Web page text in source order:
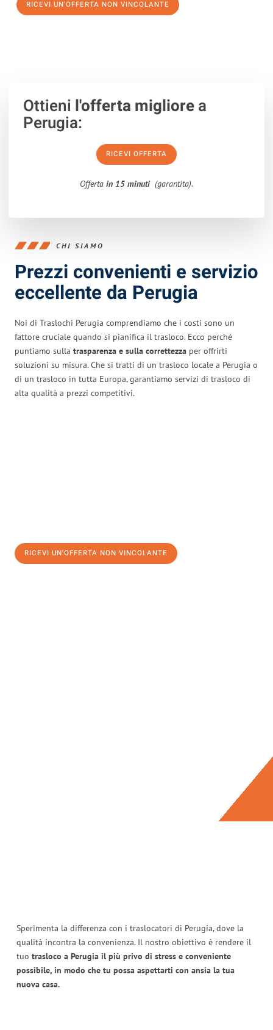
RICEVI UN'OFFERTA NON VINCOLANTE
Ottieni l'offerta migliorea
Perugia:
RICEVI OFFERTA
Offerta in 15 minuti (garantita).
CHI SIAMO
Prezzi convenienti e servizio
eccellente da Perugia
Noi di Traslochi Perugia comprendiamo che i costi sono un
fattore cruciale quando si pianifica il trasloco. Ecco perché
puntiamo sulla trasparenza e sulla correttezza per offrirti
soluzioni su misura. Che si tratti di un trasloco locale a Perugia o
di un trasloco in tutta Europa, garantiamo servizi di trasloco di
alta qualità a prezzi competitivi.
RICEVI UN'OFFERTA NON VINCOLANTE
Sperimenta la differenza con i traslocatori di Perugia, dove la
qualità incontra la convenienza. Il nostro obiettivo è rendere il
tuo trasloco a Perugia il più privo di stress e conveniente
possibile, in modo che tu possa aspettarti con ansia la tua
nuova casa.